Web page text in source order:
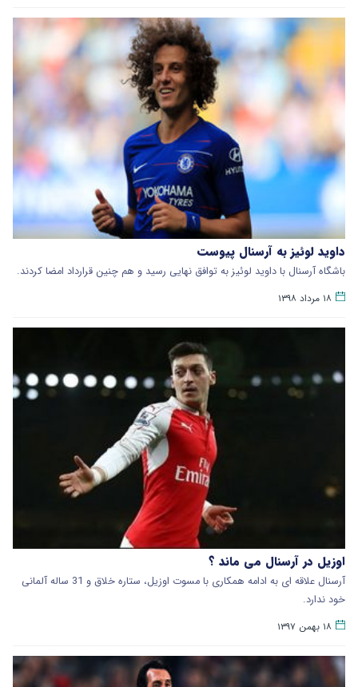
داوید لوئیز به آرسنال پیوست
باشگاه آرسنال با داوید لوئیز به توافق نهایی رسید و هم چنین قرارداد امضا کردند.
۱۸ مرداد ۱۳۹۸
اوزیل در آرسنال می ماند ؟
آرسنال علاقه ای به ادامه همکاری با مسوت اوزیل، ستاره خلاق و 31 ساله آلمانی
خود ندارد.
۱۸ بهمن ۱۳۹۷